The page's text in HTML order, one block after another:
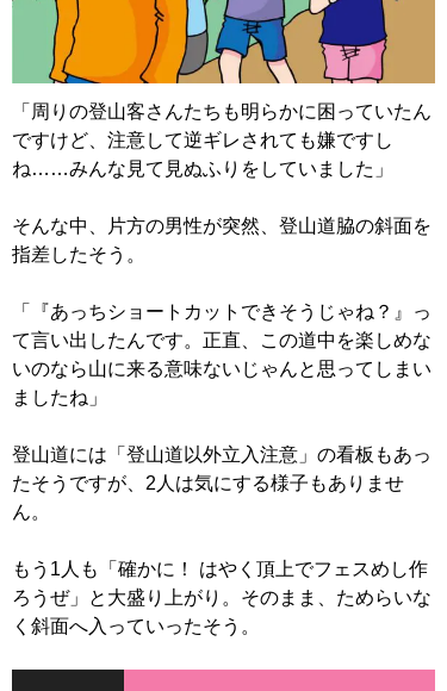
「周りの登山客さんたちも明らかに困っていたん
ですけど、注意して逆ギレされても嫌ですし
ね……みんな見て見ぬふりをしていました」
そんな中、片方の男性が突然、登山道脇の斜面を
指差したそう。
「『あっちショートカットできそうじゃね？』っ
て言い出したんです。正直、この道中を楽しめな
いのなら山に来る意味ないじゃんと思ってしまい
ましたね」
登山道には「登山道以外立入注意」の看板もあっ
たそうですが、2人は気にする様子もありませ
ん。
もう1人も「確かに！ はやく頂上でフェスめし作
ろうぜ」と大盛り上がり。そのまま、ためらいな
く斜面へ入っていったそう。